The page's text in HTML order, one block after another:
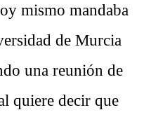
mismo mandaba
de Murcia
una reunión de
quiere decir que